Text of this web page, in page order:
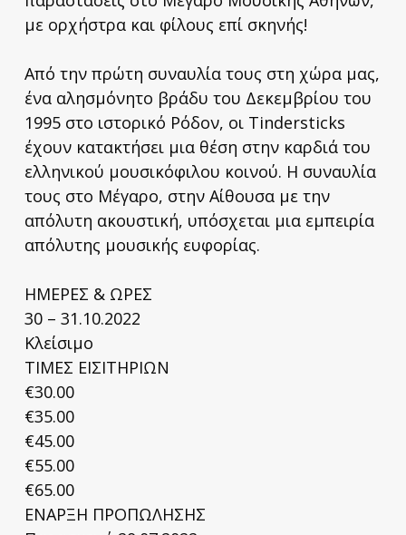
με ορχήστρα και φίλους επί σκηνής!
Από την πρώτη συναυλία τους στη χώρα μας,
ένα αλησμόνητο βράδυ του Δεκεμβρίου του
1995 στο ιστορικό Ρόδον, οι Tindersticks
έχουν κατακτήσει μια θέση στην καρδιά του
ελληνικού μουσικόφιλου κοινού. Η συναυλία
τους στο Μέγαρο, στην Αίθουσα με την
απόλυτη ακουστική, υπόσχεται μια εμπειρία
απόλυτης μουσικής ευφορίας.
ΗΜΕΡΕΣ & ΩΡΕΣ
30 – 31.10.2022
Κλείσιμο
ΤΙΜΕΣ ΕΙΣΙΤΗΡΙΩΝ
€30.00
€35.00
€45.00
€55.00
€65.00
ΕΝΑΡΞΗ ΠΡΟΠΩΛΗΣΗΣ